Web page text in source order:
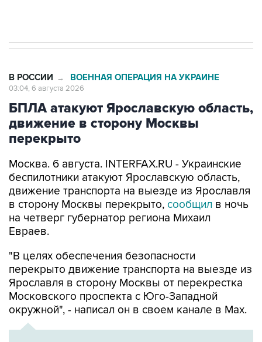
В РОССИИ → ВОЕННАЯ ОПЕРАЦИЯ НА УКРАИНЕ
03:04, 6 августа 2026
БПЛА атакуют Ярославскую область,
движение в сторону Москвы
перекрыто
Москва. 6 августа. INTERFAX.RU - Украинские
беспилотники атакуют Ярославскую область,
движение транспорта на выезде из Ярославля
в сторону Москвы перекрыто, сообщил в ночь
на четверг губернатор региона Михаил
Евраев.
"В целях обеспечения безопасности
перекрыто движение транспорта на выезде из
Ярославля в сторону Москвы от перекрестка
Московского проспекта с Юго-Западной
окружной", - написал он в своем канале в Мах.